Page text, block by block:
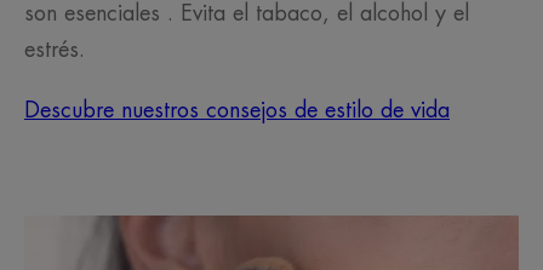
son esenciales . Evita el tabaco, el alcohol y el
estrés.
Descubre nuestros consejos de estilo de vida